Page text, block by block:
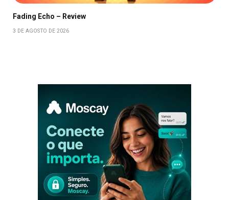
Fading Echo – Review
3 DE AGOSTO DE 2026